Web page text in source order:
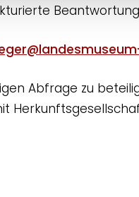
Abfrage zu